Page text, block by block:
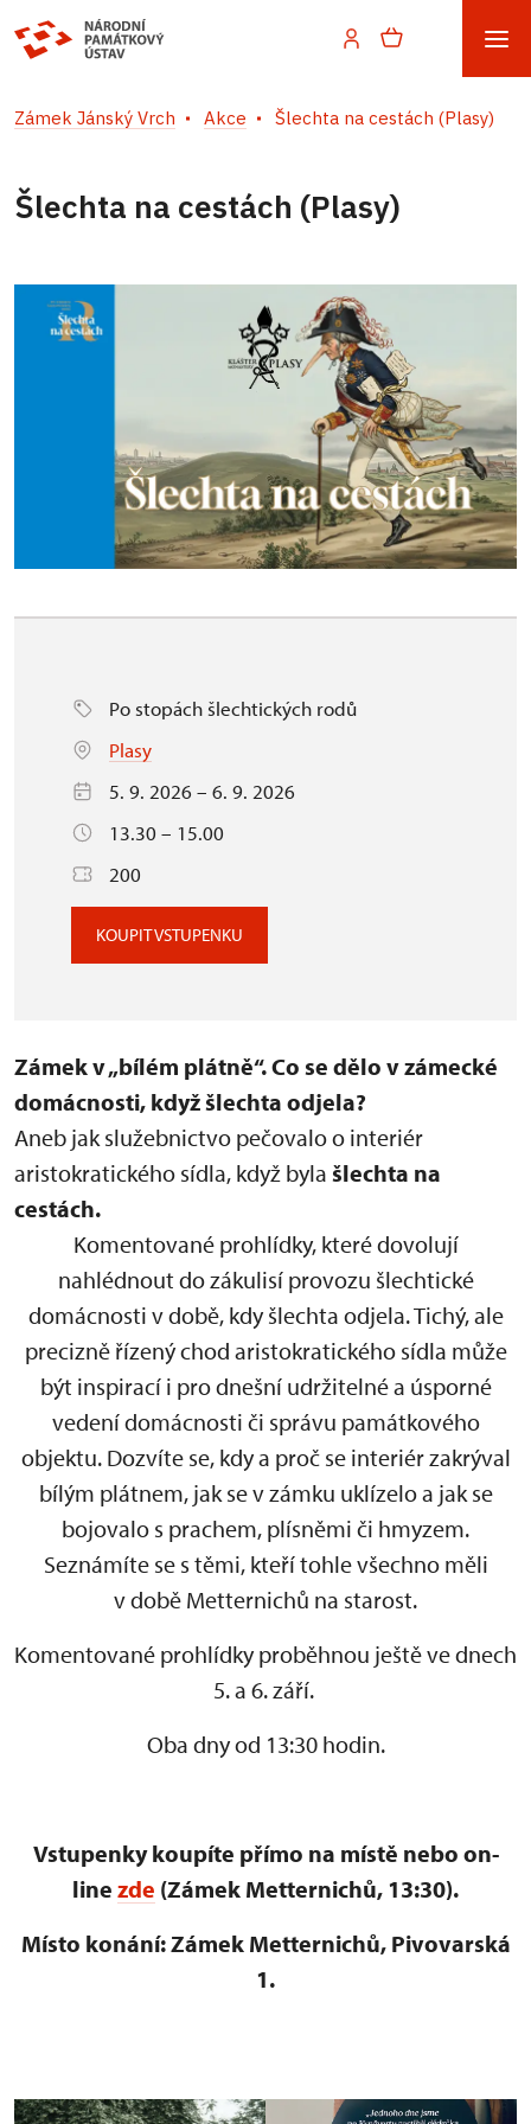
Zámek Jánský Vrch Akce Šlechta na cestách (Plasy)
Šlechta na cestách (Plasy)
Po stopách šlechtických rodů
Plasy
5. 9. 2026 – 6. 9. 2026
13.30 – 15.00
200
KOUPIT VSTUPENKU
Zámek v „bílém plátně“.Co se dělo v zámecké
domácnosti, když šlechta odjela?
Aneb jak služebnictvo pečovalo o interiér
aristokratického sídla, když byla šlechta na
cestách.
Komentované prohlídky, které dovolují
nahlédnout do zákulisí provozu šlechtické
domácnosti v době, kdy šlechta odjela. Tichý, ale
precizně řízený chod aristokratického sídla může
být inspirací i pro dnešní udržitelné a úsporné
vedení domácnosti či správu památkového
objektu. Dozvíte se, kdy a proč se interiér zakrýval
bílým plátnem, jak se v zámku uklízelo a jak se
bojovalo s prachem, plísněmi či hmyzem.
Seznámíte se s těmi, kteří tohle všechno měli
v době Metternichů na starost.
Komentované prohlídky proběhnou ještě ve dnech
5. a 6. září.
Oba dny od 13:30 hodin.
Vstupenky koupíte přímo na místě nebo on-
line zde (Zámek Metternichů, 13:30).
Místo konání: Zámek Metternichů, Pivovarská
1.